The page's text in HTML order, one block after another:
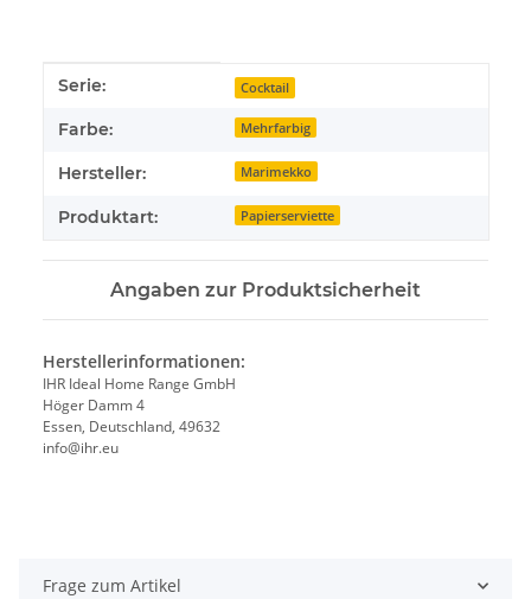
Produkteigenschaft
Wert
Serie: Cocktail
Farbe: Mehrfarbig
Hersteller: Marimekko
Produktart: Papierserviette
Angaben zur Produktsicherheit
Herstellerinformationen:
IHR Ideal Home Range GmbH
Höger Damm 4
Essen, Deutschland, 49632
info@ihr.eu
Frage zum Artikel